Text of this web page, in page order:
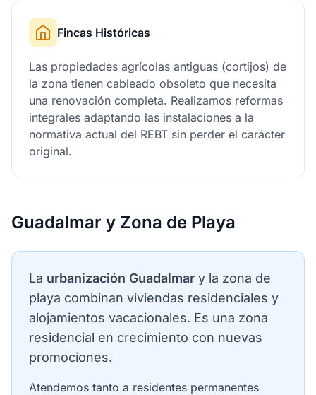
Fincas Históricas
Las propiedades agrícolas antiguas (cortijos) de
la zona tienen cableado obsoleto que necesita
una renovación completa. Realizamos reformas
integrales adaptando las instalaciones a la
normativa actual del REBT sin perder el carácter
original.
Guadalmar y Zona de Playa
La urbanización Guadalmar y la zona de
playa combinan viviendas residenciales y
alojamientos vacacionales. Es una zona
residencial en crecimiento con nuevas
promociones.
Atendemos tanto a residentes permanentes